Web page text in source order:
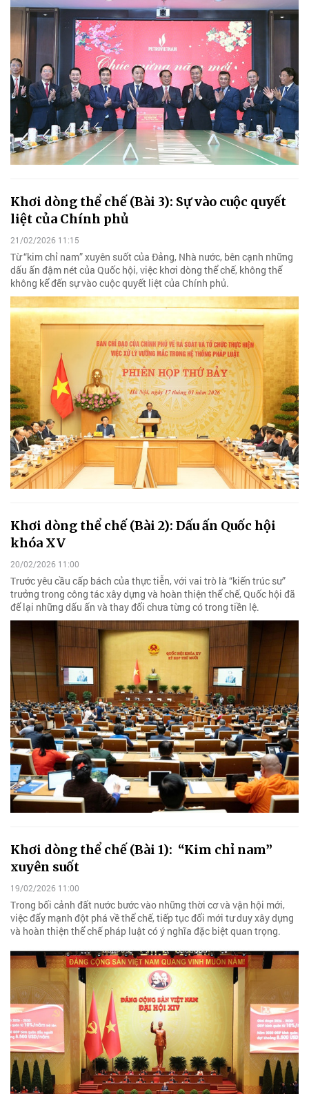
Khơi dòng thể chế (Bài 3): Sự vào cuộc quyết
liệt của Chính phủ
21/02/2026 11:15
Từ “kim chỉ nam” xuyên suốt của Đảng, Nhà nước, bên cạnh những
dấu ấn đậm nét của Quốc hội, việc khơi dòng thể chế, không thể
không kể đến sự vào cuộc quyết liệt của Chính phủ.
Khơi dòng thể chế (Bài 2): Dấu ấn Quốc hội
khóa XV
20/02/2026 11:00
Trước yêu cầu cấp bách của thực tiễn, với vai trò là “kiến trúc sư”
trưởng trong công tác xây dựng và hoàn thiện thể chế, Quốc hội đã
để lại những dấu ấn và thay đổi chưa từng có trong tiền lệ.
Khơi dòng thể chế (Bài 1): ​ “Kim chỉ nam”
xuyên suốt
19/02/2026 11:00
Trong bối cảnh đất nước bước vào những thời cơ và vận hội mới,
việc đẩy mạnh đột phá về thể chế, tiếp tục đổi mới tư duy xây dựng
và hoàn thiện thể chế pháp luật có ý nghĩa đặc biệt quan trọng.